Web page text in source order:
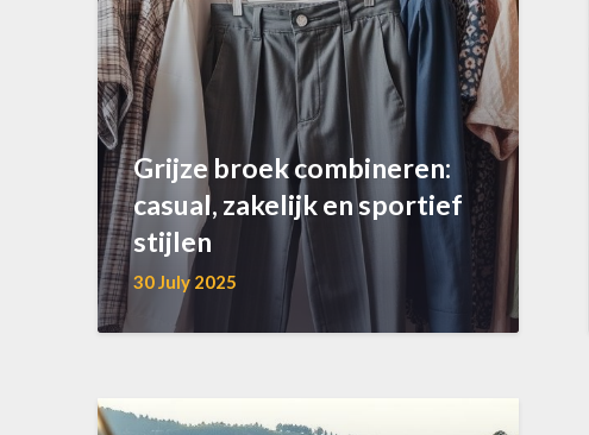
Grijze broek combineren:
casual, zakelijk en sportief
stijlen
30 July 2025